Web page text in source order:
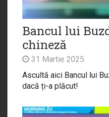
Bancul lui
chineză
31 Martie 2025
Ascultă aici Bancul lui
dacă ți-a plăcut!